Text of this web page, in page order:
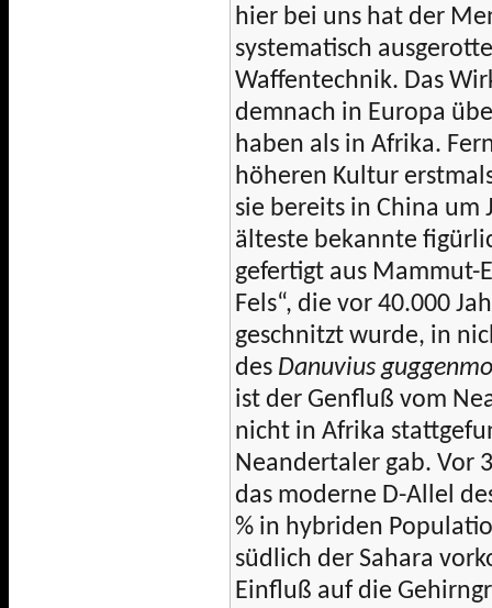
hier bei uns hat der
systematisch
Waffentechnik. Das
demnach in Europa
haben als in Afrika.
höheren Kultur
sie bereits in China
älteste bekannte
gefertigt aus Mammut-
Fels“, die vor 40.000
geschnitzt wurde, in
des Danuvius
ist der Genfluß vom
nicht in Afrika
Neandertaler gab. Vor
das moderne D-Allel
% in hybriden
südlich der Sahara
Einfluß auf die